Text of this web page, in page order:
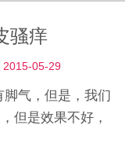
骚痒
2015-05-29
脚气，但是，我们
但是效果不好，